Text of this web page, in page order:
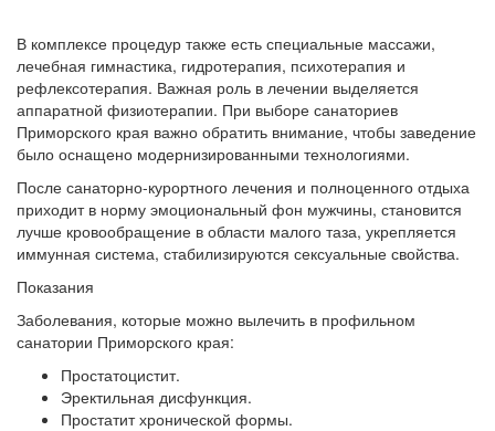
В комплексе процедур также есть специальные массажи,
лечебная гимнастика, гидротерапия, психотерапия и
рефлексотерапия. Важная роль в лечении выделяется
аппаратной физиотерапии. При выборе санаториев
Приморского края важно обратить внимание, чтобы заведение
было оснащено модернизированными технологиями.
После санаторно-курортного лечения и полноценного отдыха
приходит в норму эмоциональный фон мужчины, становится
лучше кровообращение в области малого таза, укрепляется
иммунная система, стабилизируются сексуальные свойства.
Показания
Заболевания, которые можно вылечить в профильном
санатории Приморского края:
Простатоцистит.
Эректильная дисфункция.
Простатит хронической формы.